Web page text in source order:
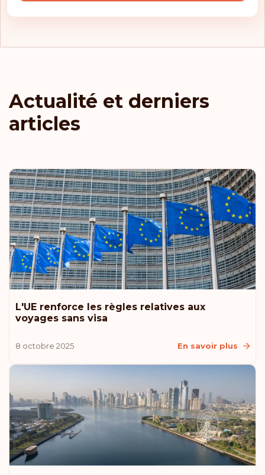
Actualité et derniers
articles
L'UE renforce les règles relatives aux
voyages sans visa
8 octobre 2025 En savoir plus